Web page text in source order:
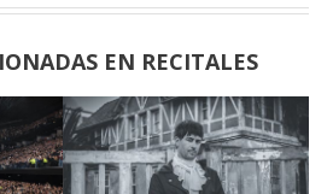
EN RECITALES